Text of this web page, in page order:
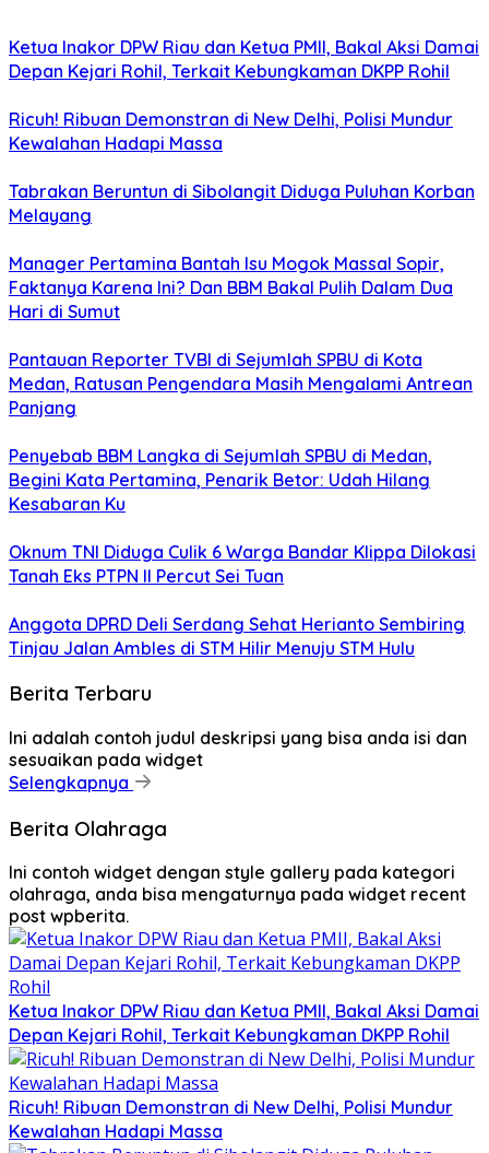
Ketua Inakor DPW Riau dan Ketua PMII, Bakal Aksi Damai
Depan Kejari Rohil, Terkait Kebungkaman DKPP Rohil
Ricuh! Ribuan Demonstran di New Delhi, Polisi Mundur
Kewalahan Hadapi Massa
Tabrakan Beruntun di Sibolangit Diduga Puluhan Korban
Melayang
Manager Pertamina Bantah Isu Mogok Massal Sopir,
Faktanya Karena Ini? Dan BBM Bakal Pulih Dalam Dua
Hari di Sumut
Pantauan Reporter TVBI di Sejumlah SPBU di Kota
Medan, Ratusan Pengendara Masih Mengalami Antrean
Panjang
Penyebab BBM Langka di Sejumlah SPBU di Medan,
Begini Kata Pertamina, Penarik Betor: Udah Hilang
Kesabaran Ku
Oknum TNI Diduga Culik 6 Warga Bandar Klippa Dilokasi
Tanah Eks PTPN II Percut Sei Tuan
Anggota DPRD Deli Serdang Sehat Herianto Sembiring
Tinjau Jalan Ambles di STM Hilir Menuju STM Hulu
Berita Terbaru
Ini adalah contoh judul deskripsi yang bisa anda isi dan
sesuaikan pada widget
Selengkapnya
Berita Olahraga
Ini contoh widget dengan style gallery pada kategori
olahraga, anda bisa mengaturnya pada widget recent
post wpberita.
Ketua Inakor DPW Riau dan Ketua PMII, Bakal Aksi Damai
Depan Kejari Rohil, Terkait Kebungkaman DKPP Rohil
Ricuh! Ribuan Demonstran di New Delhi, Polisi Mundur
Kewalahan Hadapi Massa